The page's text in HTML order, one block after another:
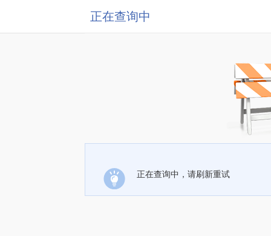
正在查询中
正在查询中，请刷新重试